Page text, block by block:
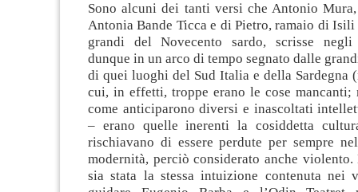
Sono alcuni dei tanti versi che Antonio
Antonia Bande Ticca e di Pietro, ramaio di
grandi del Novecento sardo, scrisse negli
dunque in un arco di tempo segnato dalle
di quei luoghi del Sud Italia e della Sardegna
cui, in effetti, troppe erano le cose mancanti;
come anticiparono diversi e inascoltati
– erano quelle inerenti la cosiddetta
rischiavano di essere perdute per sempre
modernità, perciò considerato anche violento.
sia stata la stessa intuizione contenuta nei